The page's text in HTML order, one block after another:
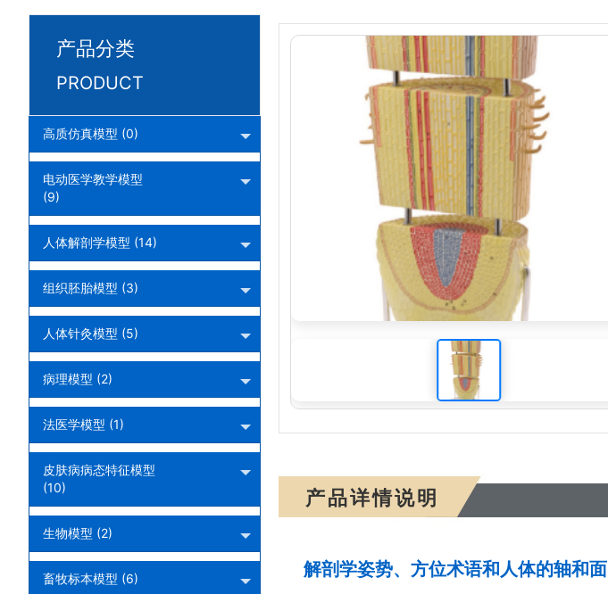
SM152045:单子叶根模型，400倍大
产品详情说明
解剖学姿势、方位术语和人体的轴和面
产品分类
PRODUCT
高质仿真模型 (0)
电动医学教学模型
(9)
人体解剖学模型 (14)
组织胚胎模型 (3)
人体针灸模型 (5)
病理模型 (2)
法医学模型 (1)
皮肤病病态特征模型
(10)
生物模型 (2)
畜牧标本模型 (6)